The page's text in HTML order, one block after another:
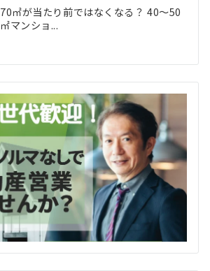
70㎡が当たり前ではなくなる？ 40〜50
㎡マンショ...